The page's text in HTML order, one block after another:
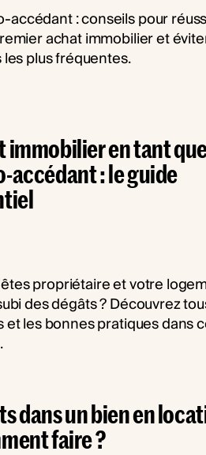
immobilier en tant
accédant : le guide
dans un bien en
faire ?